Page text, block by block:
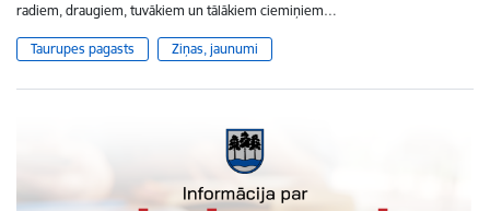
radiem, draugiem, tuvākiem un tālākiem ciemiņiem…
Taurupes pagasts Ziņas, jaunumi